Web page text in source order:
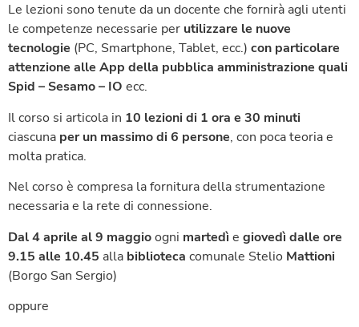
Le lezioni sono tenute da un docente che fornirà agli utenti
le competenze necessarie per utilizzare le nuove
tecnologie (PC, Smartphone, Tablet, ecc.) con particolare
attenzione alle App della pubblica amministrazione quali
Spid – Sesamo – IO ecc.
Il corso si articola in 10 lezionidi 1 ora e 30 minuti
ciascuna per un massimo di 6 persone, con poca teoria e
molta pratica.
Nel corso è compresa la fornitura della strumentazione
necessaria e la rete di connessione.
Dal 4 aprile al 9 maggioogni martedì e giovedì dalle ore
9.15 alle 10.45 alla biblioteca comunale Stelio Mattioni
(Borgo San Sergio)
oppure